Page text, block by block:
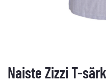
Naiste Zizzi T-särk